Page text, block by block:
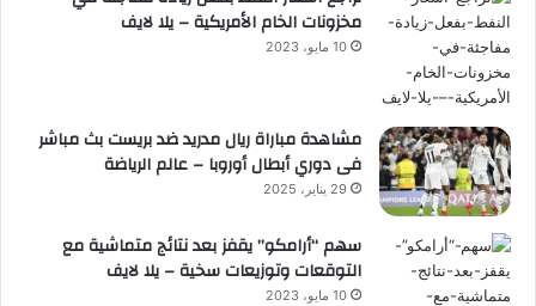
مخزونات الخام الأمريكية – يلا لايف
10 مايو، 2023
مشاهدة مباراة ريال مدريد ضد بريست بث مباشر
فى دوري أبطال أوروبا – عالم الرياضة
29 يناير، 2025
سهم “أرامكو” يقفز بعد نتائج متماشية مع
التوقعات وتوزيعات سخية – يلا لايف
10 مايو، 2023